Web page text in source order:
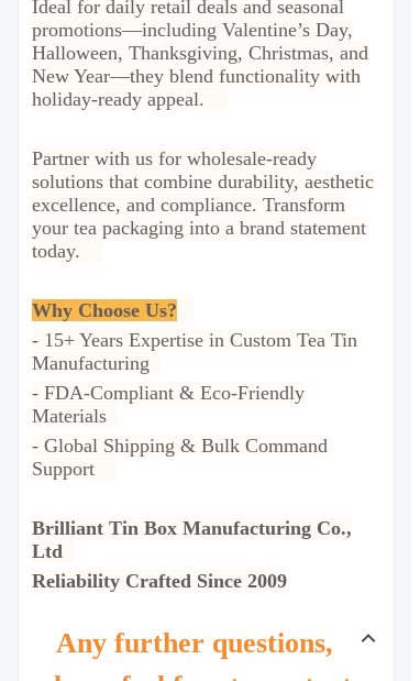
Ideal for daily retail deals and seasonal
promotions—including Valentine’s Day,
Halloween, Thanksgiving, Christmas, and
New Year—they blend functionality with
holiday-ready appeal.
Partner with us for wholesale-ready
solutions that combine durability, aesthetic
excellence, and compliance. Transform
your tea packaging into a brand statement
today.
Why Choose Us?
- 15+ Years Expertise in Custom Tea Tin
Manufacturing
- FDA-Compliant & Eco-Friendly
Materials
- Global Shipping & Bulk Command
Support
Brilliant Tin Box Manufacturing Co.,
Ltd
Reliability Crafted Since 2009
Any further questions,